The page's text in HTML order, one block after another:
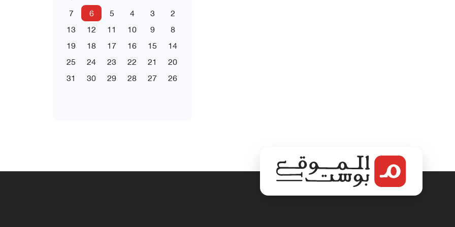
2
3
4
5
6
7
8
9
10
11
12
13
14
15
16
17
18
19
20
21
22
23
24
25
26
27
28
29
30
31